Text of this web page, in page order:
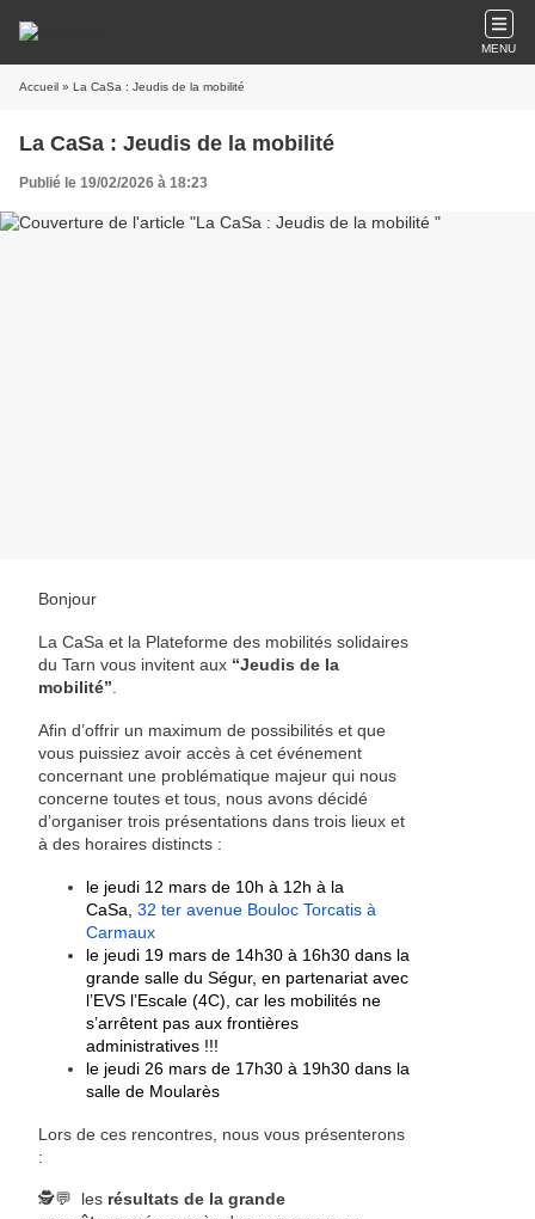
MENU
Accueil » La CaSa : Jeudis de la mobilité
La CaSa : Jeudis de la mobilité
Publié le 19/02/2026 à 18:23
Bonjour
La CaSa et la Plateforme des mobilités solidaires
du Tarn vous invitent aux “Jeudis de la
mobilité”
Afin d’offrir un maximum de possibilités et que
vous puissiez avoir accès à cet événement
concernant une problématique majeur qui nous
concerne toutes et tous, nous avons décidé
d’organiser trois présentations dans trois lieux et
à des horaires distincts :
le jeudi 12 mars de 10h à 12h à la
CaSa, 32 ter avenue Bouloc Torcatis à
Carmaux
le jeudi 19 mars de 14h30 à 16h30 dans la
grande salle du Ségur, en partenariat avec
l’EVS l’Escale (4C), car les mobilités ne
s’arrêtent pas aux frontières
administratives !!!
le jeudi 26 mars de 17h30 à 19h30 dans la
salle de Moularès
Lors de ces rencontres, nous vous présenterons
:
🕵️💬 les résultats de la grande